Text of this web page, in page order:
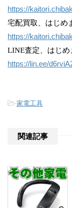
https://
宅配買取、はじめ
https://
LINE査定、はじめ
https://lin.ee/
-家電工具
関連記事